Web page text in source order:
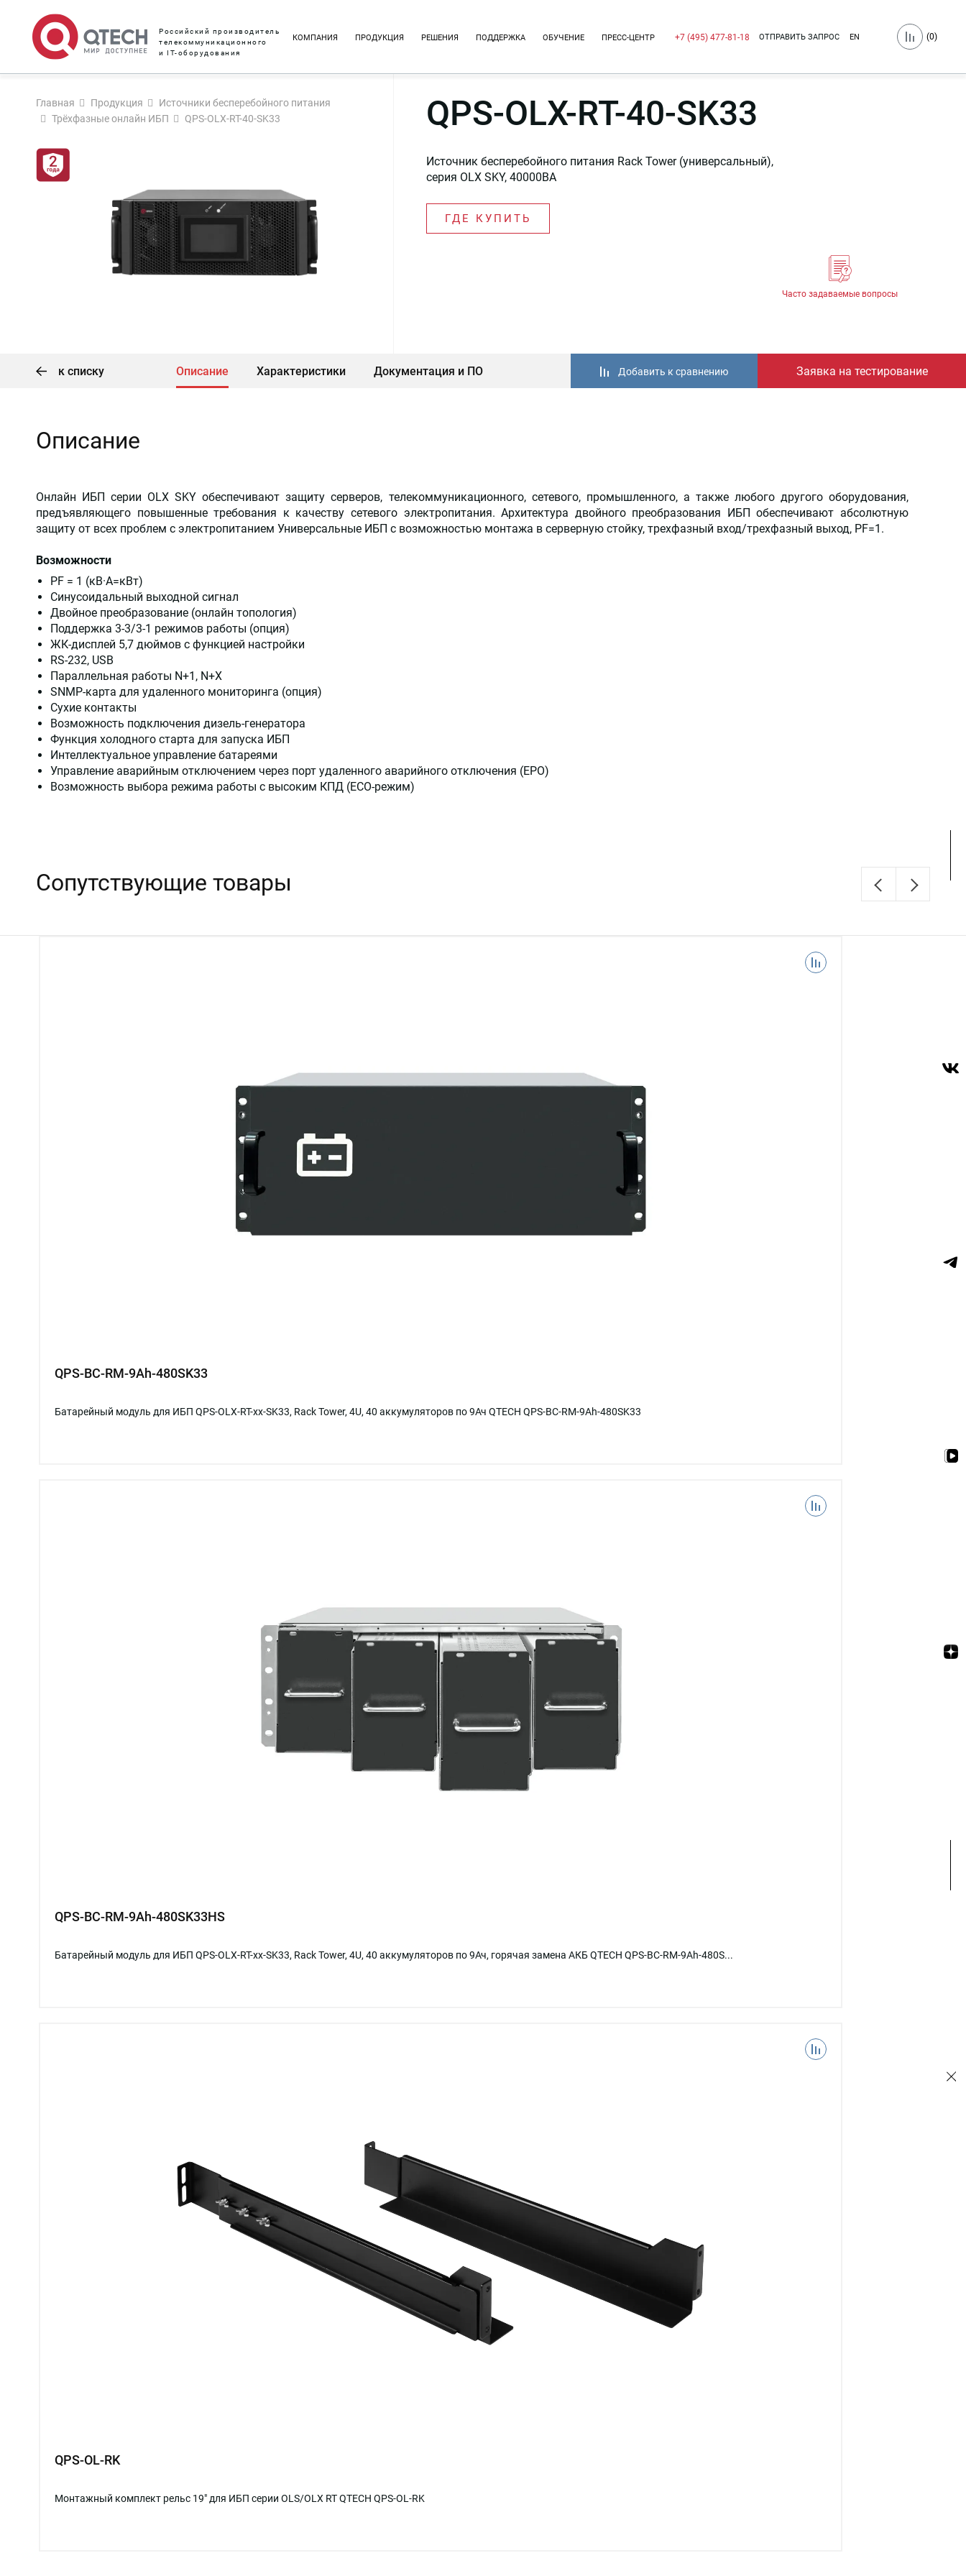
Российский производитель
телекоммуникационного
и IT-оборудования
КОМПАНИЯ ПРОДУКЦИЯ РЕШЕНИЯ ПОДДЕРЖКА ОБУЧЕНИЕ ПРЕСС-ЦЕНТР +7 (495) 477-81-18 ОТПРАВИТЬ ЗАПРОС EN (0)
Главная Продукция
Источники бесперебойного питания
Трёхфазные онлайн ИБП
QPS-OLX-RT-40-SK33 QPS-OLX-RT-40-SK33
Источник бесперебойного питания Rack Tower (универсальный),
серия OLX SKY, 40000ВА
ГДЕ КУПИТЬ
Часто задаваемые вопросы
к списку Описание Характеристики Документация и ПО Заявка на тестирование
Добавить к сравнению
Описание
Онлайн ИБП серии OLX SKY обеспечивают защиту серверов, телекоммуникационного, сетевого, промышленного, а также любого другого оборудования,
предъявляющего повышенные требования к качеству сетевого электропитания. Архитектура двойного преобразования ИБП обеспечивают абсолютную
защиту от всех проблем с электропитанием Универсальные ИБП с возможностью монтажа в серверную стойку, трехфазный вход/трехфазный выход, PF=1.
Возможности
PF = 1 (кВ·А=кВт)
Синусоидальный выходной сигнал
Двойное преобразование (онлайн топология)
Поддержка 3-3/3-1 режимов работы (опция)
ЖК-дисплей 5,7 дюймов с функцией настройки
RS-232, USB
Параллельная работы N+1, N+X
SNMP-карта для удаленного мониторинга (опция)
Сухие контакты
Возможность подключения дизель-генератора
Функция холодного старта для запуска ИБП
Интеллектуальное управление батареями
Управление аварийным отключением через порт удаленного аварийного отключения (EPO)
Возможность выбора режима работы с высоким КПД (ECO-режим)
Сопутствующие товары
QPS-BC-RM-9Ah-480SK33
Батарейный модуль для ИБП QPS-OLX-RT-xx-SK33, Rack Tower, 4U, 40 аккумуляторов по 9Ач QTECH QPS-BC-RM-9Ah-480SK33
QPS-BC-RM-9Ah-480SK33HS
Батарейный модуль для ИБП QPS-OLX-RT-xx-SK33, Rack Tower, 4U, 40 аккумуляторов по 9Ач, горячая замена АКБ QTECH QPS-BC-RM-9Ah-480S...
QPS-OL-RK
Монтажный комплект рельс 19" для ИБП серии OLS/OLX RT QTECH QPS-OL-RK